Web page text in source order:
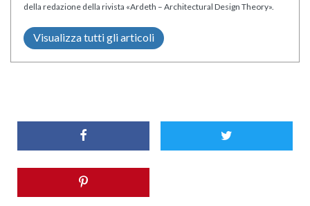
della redazione della rivista «Ardeth – Architectural Design Theory».
Visualizza tutti gli articoli